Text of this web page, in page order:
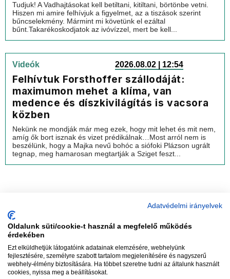
Tudjuk! A Vadhajtásokat kell betiltani, kitiltani, börtönbe vetni.
Hiszen mi amire felhívjuk a figyelmet, az a tiszások szerint
bűncselekmény. Mármint mi követünk el ezáltal
bűnt.Takarékoskodjatok az ivóvízzel, mert be kell...
Videók 2026.08.02 | 12:54
Felhívtuk Forsthoffer szállodáját:
maximumon mehet a klíma, van
medence és díszkivilágítás is vacsora
közben
Nekünk ne mondják már meg ezek, hogy mit lehet és mit nem,
amíg ők bort isznak és vizet prédikálnak…Most arról nem is
beszélünk, hogy a Majka nevű bohóc a siófoki Plázson ugrált
tegnap, meg hamarosan megtartják a Sziget feszt...
Szerkesztőség:szerk@vadhajtasok.hu
Modi:moderator@vadhajtasok.hu
Adatvédelmi irányelvek
Oldalunk süti/cookie-t használ a megfelelő működés
érdekében
Ezt elküldhetjük látogatóink adatainak elemzésére, webhelyünk
fejlesztésére, személyre szabott tartalom megjelenítésére és nagyszerű
webhely-élmény biztosítására. Ha többet szeretne tudni az általunk használt
cookies, nyissa meg a beállításokat.